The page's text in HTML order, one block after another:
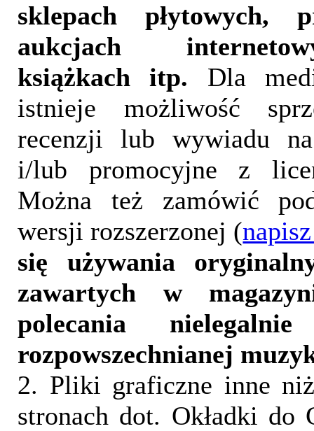
sklepach płytowych,
aukcjach
książkach itp. Dla
istnieje możliwość
recenzji lub wywiadu
i/lub promocyjne z
Można też zamówić
wersji rozszerzonej (
się używania
zawartych w
polecania
rozpowszechnianej
2. Pliki graficzne inne
stronach dot. Okładki do